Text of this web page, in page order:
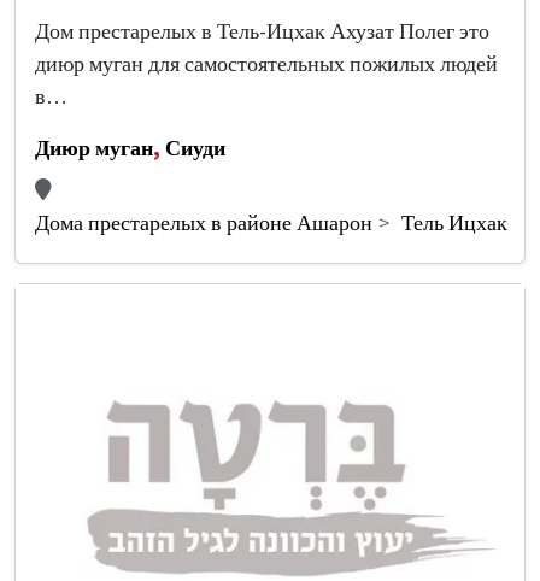
Дом престарелых в Тель-Ицхак Ахузат Полег это
диюр муган для самостоятельных пожилых людей
в…
Диюр муган, Сиуди
Дома престарелых в районе Ашарон Тель Ицхак